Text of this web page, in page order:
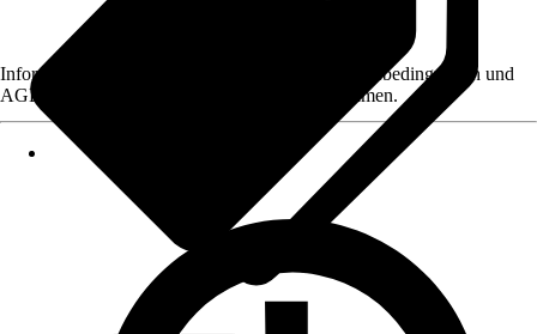
Informationen des Verkäufers, wie z. B. Rückgabebedingungen und
AGB, finden Sie bei Klick auf den Verkäufernamen.